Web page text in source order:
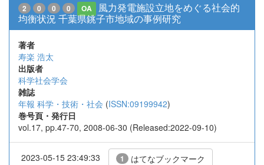
2 0 0 0 OA
風力発電施設立地をめぐる社会的
均衡状況 千葉県銚子市地域の事例研究
著者
寿楽 浩太
出版者
科学社会学会
雑誌
年報 科学・技術・社会 (ISSN:09199942)
巻号頁・発行日
vol.17, pp.47-70, 2008-06-30 (Released:2022-09-10)
2023-05-15 23:49:33 1 はてなブックマーク